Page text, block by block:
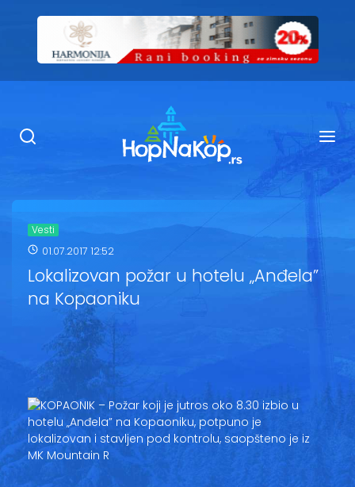
Ugostiteljstvo
Kop Info
Oglasi
Galerija
Vesti
01.07.2017 12:52
Lokalizovan požar u hotelu „Anđela”
na Kopaoniku